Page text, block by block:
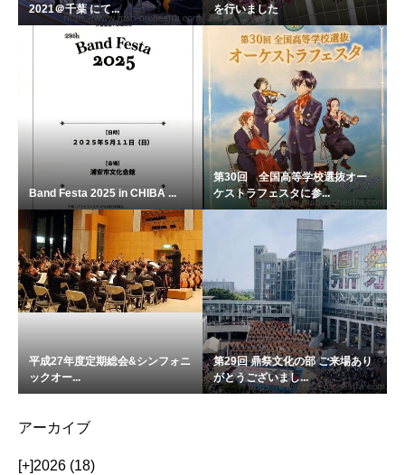
2021＠千葉 にて...
を行いました
Band Festa 2025 in CHIBA ...
第30回 全国高等学校選抜オー
ケストラフェスタに参...
平成27年度定期総会&シンフォニ
ックオー...
第29回 鼎祭文化の部 ご来場あり
がとうございまし...
アーカイブ
[+]2026 (18)